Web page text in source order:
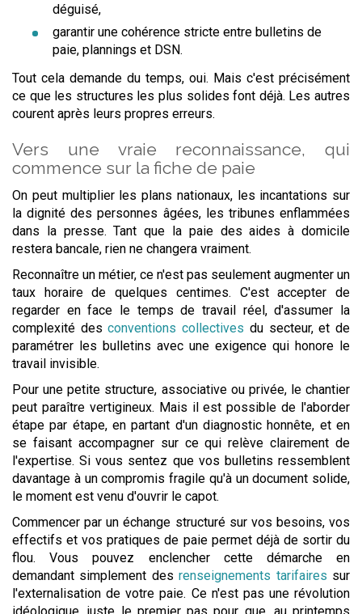
déguisé,
garantir une cohérence stricte entre bulletins de
paie, plannings et DSN.
Tout cela demande du temps, oui. Mais c'est précisément
ce que les structures les plus solides font déjà. Les autres
courent après leurs propres erreurs.
Vers une vraie reconnaissance, qui
commence sur la fiche de paie
On peut multiplier les plans nationaux, les incantations sur
la dignité des personnes âgées, les tribunes enflammées
dans la presse. Tant que la paie des aides à domicile
restera bancale, rien ne changera vraiment.
Reconnaître un métier, ce n'est pas seulement augmenter un
taux horaire de quelques centimes. C'est accepter de
regarder en face le temps de travail réel, d'assumer la
complexité desconventions collectives du secteur, et de
paramétrer les bulletins avec une exigence qui honore le
travail invisible.
Pour une petite structure, associative ou privée, le chantier
peut paraître vertigineux. Mais il est possible de l'aborder
étape par étape, en partant d'un diagnostic honnête, et en
se faisant accompagner sur ce qui relève clairement de
l'expertise. Si vous sentez que vos bulletins ressemblent
davantage à un compromis fragile qu'à un document solide,
le moment est venu d'ouvrir le capot.
Commencer par un échange structuré sur vos besoins, vos
effectifs et vos pratiques de paie permet déjà de sortir du
flou. Vous pouvez enclencher cette démarche en
demandant simplement desrenseignements tarifaires sur
l'externalisation de votre paie. Ce n'est pas une révolution